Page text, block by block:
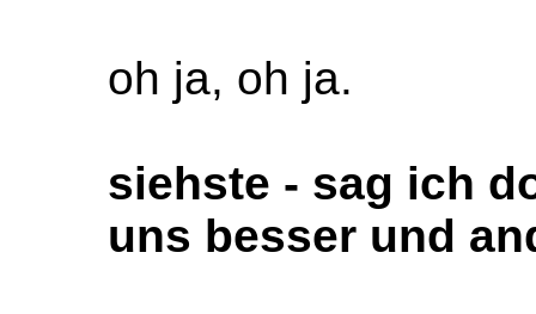
oh ja, oh ja.
siehste - sag ich
uns besser und